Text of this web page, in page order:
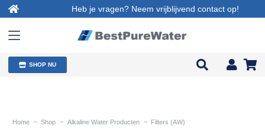
Heb je vragen? Neem vrijblijvend contact op!
SHOP NU
Home ~ Shop ~ Alkaline Water Producten ~ Filters (AW)